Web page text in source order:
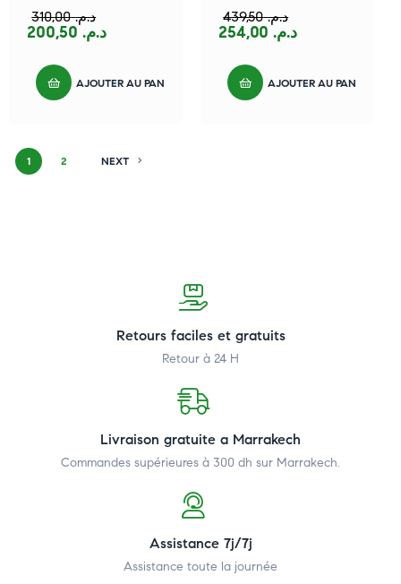
د.م.310,00
د.م.
AJOUTER AU PANIER
د.م.439,50
د.م.
AJOUTER AU PANIER
1 2 NEXT
Retours faciles et gratuits
Retour à 24 H
Livraison gratuite a Marrakech
Commandes supérieures à 300 dh sur Marrakech.
Assistance 7j/7j
Assistance toute la journée